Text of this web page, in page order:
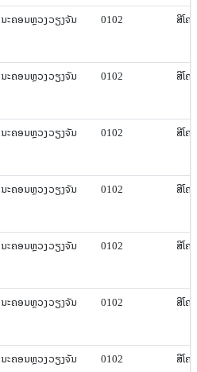
ນະຄອນຫຼວງ​ວຽງ​ຈັນ 0102 ສີ​ໂຄ
ນະຄອນຫຼວງ​ວຽງ​ຈັນ 0102 ສີ​ໂຄ
ນະຄອນຫຼວງ​ວຽງ​ຈັນ 0102 ສີ​ໂຄ
ນະຄອນຫຼວງ​ວຽງ​ຈັນ 0102 ສີ​ໂຄ
ນະຄອນຫຼວງ​ວຽງ​ຈັນ 0102 ສີ​ໂຄ
ນະຄອນຫຼວງ​ວຽງ​ຈັນ 0102 ສີ​ໂຄ
ນະຄອນຫຼວງ​ວຽງ​ຈັນ 0102 ສີ​ໂຄ